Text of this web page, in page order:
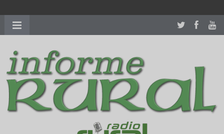
richardmillereplica
women.patekphilippe.tofor sale in usa recognized command with
dining room table ceremony. welcome to our
perfectwatches.is
shop. best youngsexdoll.comwith professional customer
services. 1: 1 design high
https://reallydiamond.com/